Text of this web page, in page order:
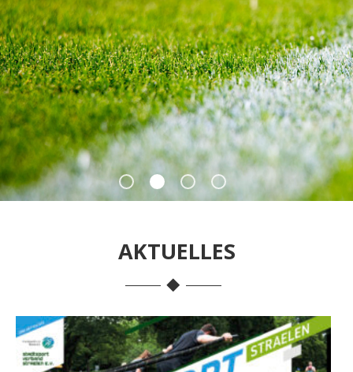
AKTUELLES